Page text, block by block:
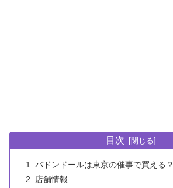
目次
バドンドールは東京の催事で買える？
店舗情報